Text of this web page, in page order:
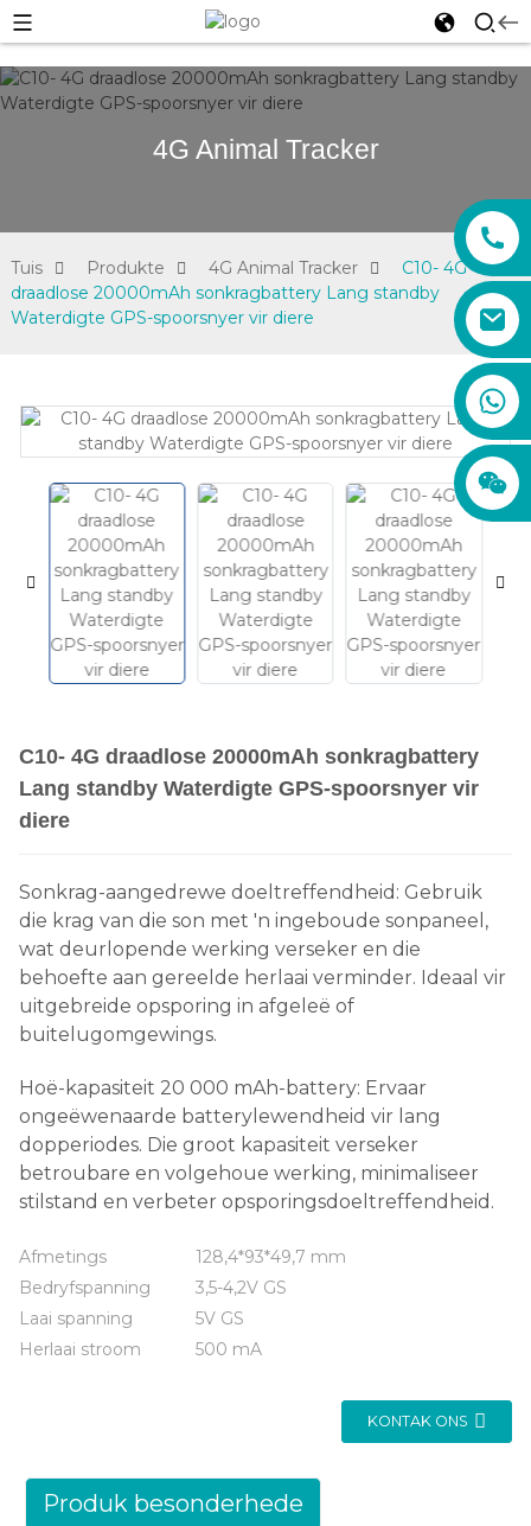
+86 159 8670 4515
+86 159 8667 0464
4G Animal Tracker
Tuis Produkte 4G Animal Tracker
C10- 4G
draadlose 20000mAh sonkragbattery Lang standby
Waterdigte GPS-spoorsnyer vir diere
C10- 4G draadlose 20000mAh sonkragbattery
Lang standby Waterdigte GPS-spoorsnyer vir
diere
Sonkrag-aangedrewe doeltreffendheid: Gebruik
die krag van die son met 'n ingeboude sonpaneel,
wat deurlopende werking verseker en die
behoefte aan gereelde herlaai verminder. Ideaal vir
uitgebreide opsporing in afgeleë of
buitelugomgewings.
Hoë-kapasiteit 20 000 mAh-battery: Ervaar
ongeëwenaarde batterylewendheid vir lang
dopperiodes. Die groot kapasiteit verseker
betroubare en volgehoue ​​werking, minimaliseer
stilstand en verbeter opsporingsdoeltreffendheid.
Afmetings
128,4*93*49,7 mm
Bedryfspanning
3,5-4,2V GS
Laai spanning
5V GS
Herlaai stroom
500 mA
KONTAK ONS
Produk besonderhede